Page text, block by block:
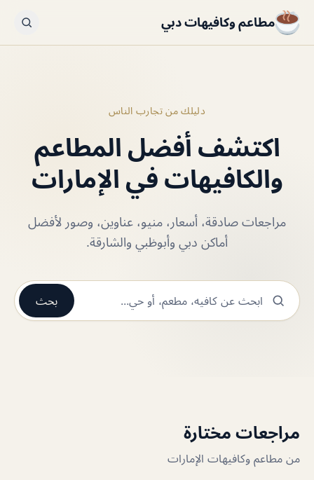
مطاعم وكافيهات دبي
دليلك من تجارب الناس
اكتشف أفضل المطاعم
والكافيهات في الإمارات
مراجعات صادقة، أسعار، منيو، عناوين، وصور لأفضل
أماكن دبي وأبوظبي والشارقة.
بحث
مراجعات مختارة
من مطاعم وكافيهات الإمارات